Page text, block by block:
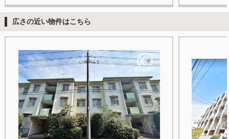
広さの近い物件はこちら